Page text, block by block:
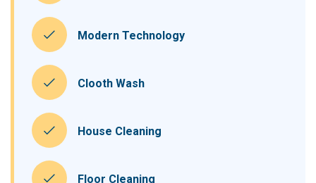
Modern Technology
Clooth Wash
House Cleaning
Floor Cleaning